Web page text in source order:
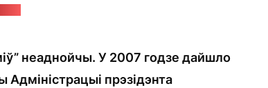
неаднойчы. У 2007 годзе дайшло
Адміністрацыі прэзідэнта